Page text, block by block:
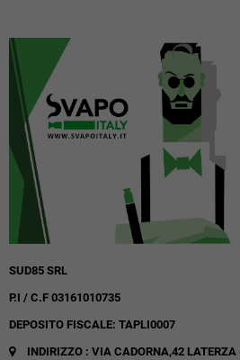
SUD85 SRL
P.I / C.F 03161010735
DEPOSITO FISCALE: TAPLI0007
INDIRIZZO : VIA CADORNA,42 LATERZA